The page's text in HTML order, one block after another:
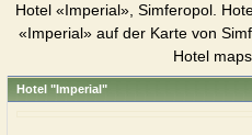
Hotel «Imperial», Simferopol.
«Imperial» auf der Karte von
Hotel
Hotel "Imperial"